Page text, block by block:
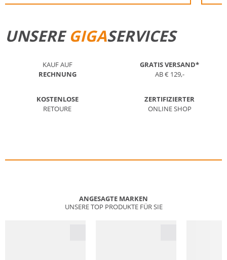
UNSEREGIGASERVICES
KAUF AUF
RECHNUNG
GRATIS VERSAND*
AB € 129,-
KOSTENLOSE
RETOURE
ZERTIFIZIERTER
ONLINE SHOP
ANGESAGTE MARKEN
UNSERE TOP PRODUKTE FÜR SIE